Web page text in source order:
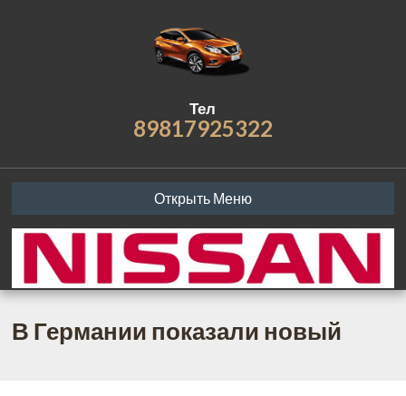
Тел
89817925322
Открыть Меню
В Германии показали новый